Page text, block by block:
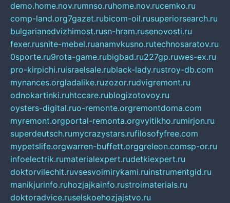
demo.home.nov.rumnso.ruhome.nov.rucemko.ru
comp-land.org7gazet.rubicom-oil.rusuperiorsearch.ru
bulgarianedvizhimost.rusn-hram.rusenovosti.ru
fexer.rusnite-mebel.ruanamvkusno.rutechnosaratov.ru
0sporte.ru9rota-game.rubigbad.ru227gp.ruwes-ex.ru
pro-kirpichi.ruisraelsale.rublack-lady.rustroy-db.com
mynances.orgladalike.ruzozor.rudvigremont.ru
odnokartinki.ruhtccare.rublogizotovoy.ru
oysters-digital.ruo-remonte.orgremontdoma.com
myremont.orgportal-remonta.orgvyitikho.rumirjon.ru
superdeutsch.rumycrazystars.rufilosofyfree.com
mypetslife.orgwarren-buffett.orggreleon.comsp-or.ru
infoelectrik.rumaterialexpert.rudetkiexpert.ru
doktorvilechit.ruvsesvoimirykami.ruinstrumentgid.ru
manikjurinfo.ruhozjajkainfo.rustroimaterials.ru
doktoradvice.ruselskoehozjajstvo.ru